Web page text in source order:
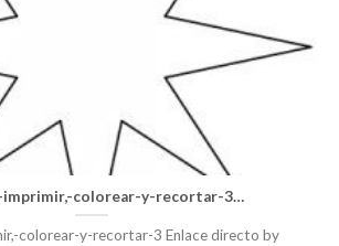
imprimir,-colorear-y-recortar-3…
colorear-y-recortar-3 Enlace directo by